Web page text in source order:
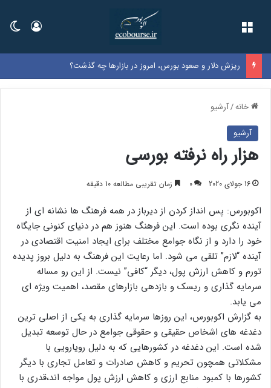
ورود
ریزش دلار و صعود بورس، امروز در بازارها چه گذشت؟
خانه/آرشیو
آرشیو
هزار راه نرفته بورسی
16 جولای 2020 0 زمان تقریبی مطالعه 10 دقیقه
اکوبورس: پس انداز کردن از دیرباز در همه فرهنگ ها نشانه ای از
آینده نگری بوده است. این فرهنگ هنوز هم در دنیای کنونی جایگاه
خود را دارد و از نگاه جوامع مختلف برای ایجاد امنیت اقتصادی در
آینده “لازم” تلقی می شود. اما رعایت این فرهنگ به دلیل بروز پدیده
تورم و کاهش ارزش پول، دیگر “کافی” نیست. از این رو مساله
سرمایه گذاری و ریسک و بازدهی بازارهای مقصد، اهمیت ویژه ای
می یابد.
به گزارش اکوبورس، این روزها سرمایه گذاری به یکی از اصلی ترین
دغدغه های اشخاص حقیقی و حقوقی جوامع در حال توسعه تبدیل
شده است. این دغدغه در کشورهایی که به دلیل رویارویی با
مشکلاتی همچون تحریم و کاهش صادرات و تعامل تجاری با دیگر
کشورها با کمبود منابع ارزی و کاهش ارزش پول مواجه اند،قدری با